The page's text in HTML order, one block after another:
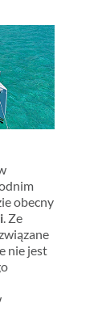
obecny
. Ze
nie jest